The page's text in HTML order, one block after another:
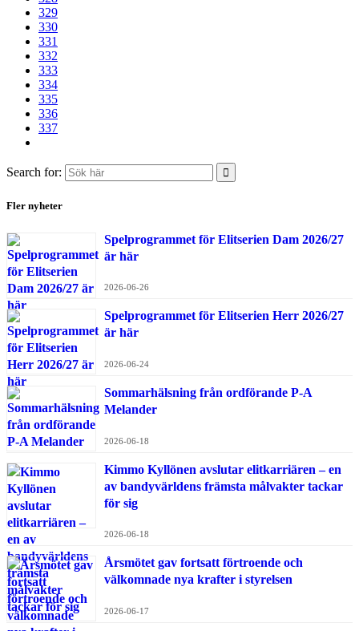
329
330
331
332
333
334
335
336
337
Search for:
Fler nyheter
Spelprogrammet för Elitserien Dam 2026/27
är här
2026-06-26
Spelprogrammet för Elitserien Herr 2026/27
är här
2026-06-24
Sommarhälsning från ordförande P-A
Melander
2026-06-18
Kimmo Kyllönen avslutar elitkarriären – en
av bandyvärldens främsta målvakter tackar
för sig
2026-06-18
Årsmötet gav fortsatt förtroende och
välkomnade nya krafter i styrelsen
2026-06-17